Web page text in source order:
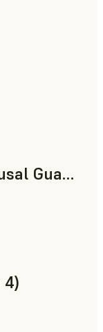
Dental LT Comfort Occlusal Guard (Form 4)
4)